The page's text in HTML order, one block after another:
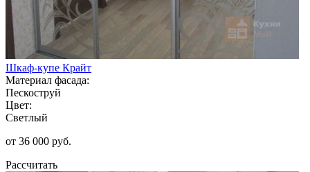
Шкаф-купе Крайт
Материал фасада:
Пескоструй
Цвет:
Светлый
от 36 000 руб.
Рассчитать